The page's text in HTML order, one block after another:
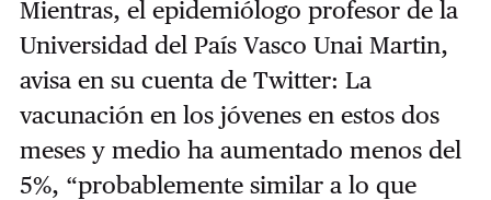
Mientras, el epidemiólogo profesor de la
Universidad del País Vasco Unai Martin,
avisa en su cuenta de Twitter: La
vacunación en los jóvenes en estos dos
meses y medio ha aumentado menos del
5%, “probablemente similar a lo que